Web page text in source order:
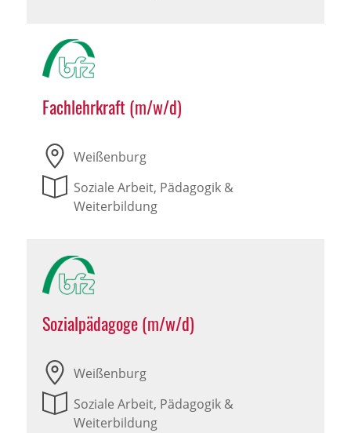
Fachlehrkraft (m/w/d)
Weißenburg
Soziale Arbeit, Pädagogik &
Weiterbildung
Sozialpädagoge (m/w/d)
Weißenburg
Soziale Arbeit, Pädagogik &
Weiterbildung